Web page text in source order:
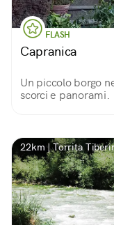
FLASH
Capranica
Un piccolo borgo
scorci e panorami.
22km | Torrita